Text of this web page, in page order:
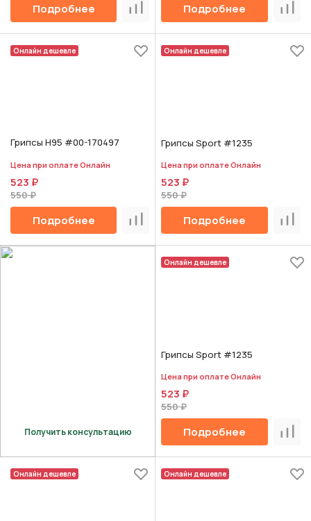
Подробнее СравнитьПодробнее
Онлайн дешевле
Грипсы H95 #00-170497
Цена при оплате Онлайн
523 ₽
550 ₽
Подробнее Сравнить
Онлайн дешевле
Грипсы Sport #1235
Цена при оплате Онлайн
523 ₽
550 ₽
Подробнее
Получить консультацию
Онлайн дешевле
Грипсы Sport #1235
Цена при оплате Онлайн
523 ₽
550 ₽
Подробнее
Онлайн дешевле Онлайн дешевле